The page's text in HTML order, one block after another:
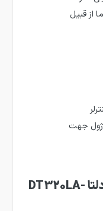
از قبیل
جهت
نقاط ضعف کارت کنترل دمای دلتا DT320LA-